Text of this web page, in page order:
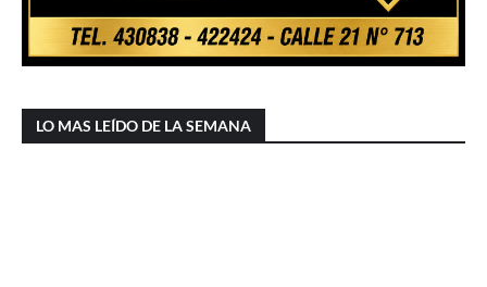
LO MAS LEÍDO DE LA SEMANA